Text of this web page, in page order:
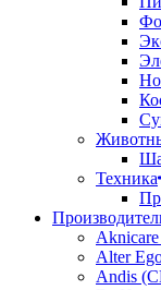
Техника
Alter
Andis